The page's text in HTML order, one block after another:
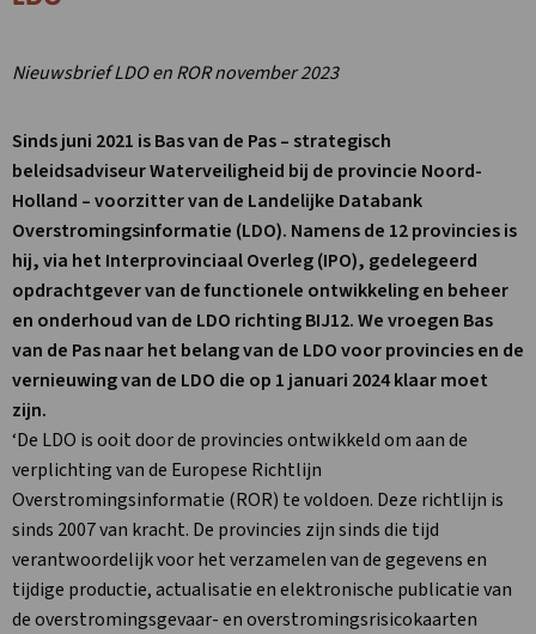
Nieuwsbrief LDO en ROR november 2023
Sinds juni 2021 is Bas van de Pas – strategisch
beleidsadviseur Waterveiligheid bij de provincie Noord-
Holland – voorzitter van de Landelijke Databank
Overstromingsinformatie (LDO). Namens de 12 provincies is
hij, via het Interprovinciaal Overleg (IPO), gedelegeerd
opdrachtgever van de functionele ontwikkeling en beheer
en onderhoud van de LDO richting BIJ12. We vroegen Bas
van de Pas naar het belang van de LDO voor provincies en de
vernieuwing van de LDO die op 1 januari 2024 klaar moet
zijn.
‘De LDO is ooit door de provincies ontwikkeld om aan de
verplichting van de Europese Richtlijn
Overstromingsinformatie (ROR) te voldoen. Deze richtlijn is
sinds 2007 van kracht. De provincies zijn sinds die tijd
verantwoordelijk voor het verzamelen van de gegevens en
tijdige productie, actualisatie en elektronische publicatie van
de overstromingsgevaar- en overstromingsrisicokaarten